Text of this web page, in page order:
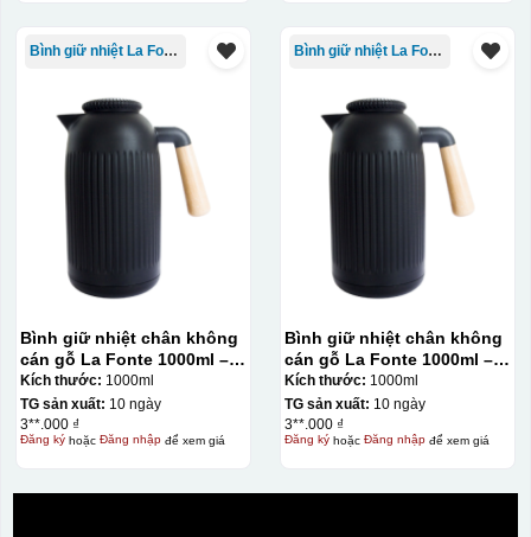
Bình giữ nhiệt La Fonte
Bình giữ nhiệt chân không
cán gỗ La Fonte 1000ml –
011679
Kích thước: 1000ml
TG sản xuất: 10 ngày
3**.000 ₫
Đăng kýhoặc Đăng nhậpđể xem giá
Bình giữ nhiệt La Fonte
Bình giữ nhiệt chân không
cán gỗ La Fonte 1000ml –
011679
Kích thước: 1000ml
TG sản xuất: 10 ngày
3**.000 ₫
Đăng kýhoặc Đăng nhậpđể xem giá